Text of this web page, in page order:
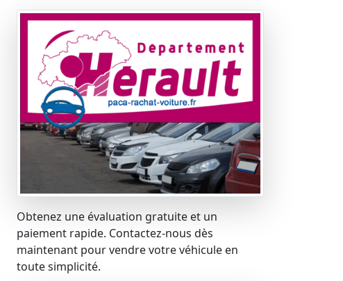
Obtenez une évaluation gratuite et un
paiement rapide. Contactez-nous dès
maintenant pour vendre votre véhicule en
toute simplicité.